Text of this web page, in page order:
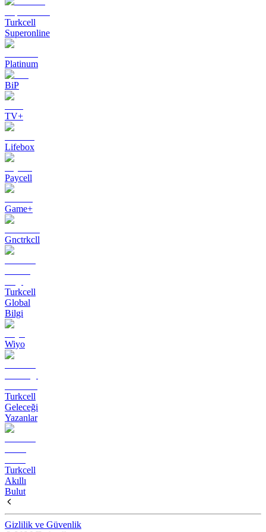
Turkcell
Superonline
Platinum
BiP
TV+
Lifebox
Paycell
Game+
Gnctrkcll
Turkcell
Global
Bilgi
Wiyo
Turkcell
Geleceği
Yazanlar
Turkcell
Akıllı
Bulut
Gizlilik ve Güvenlik